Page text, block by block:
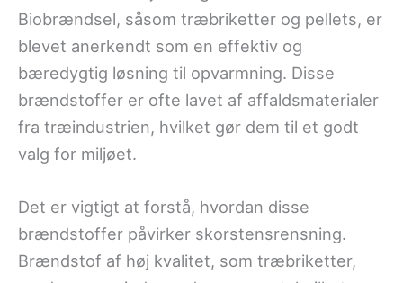
Biobrændsel, såsom træbriketter og pellets, er
blevet anerkendt som en effektiv og
bæredygtig løsning til opvarmning. Disse
brændstoffer er ofte lavet af affaldsmaterialer
fra træindustrien, hvilket gør dem til et godt
valg for miljøet.
Det er vigtigt at forstå, hvordan disse
brændstoffer påvirker skorstensrensning.
Brændstof af høj kvalitet, som træbriketter,